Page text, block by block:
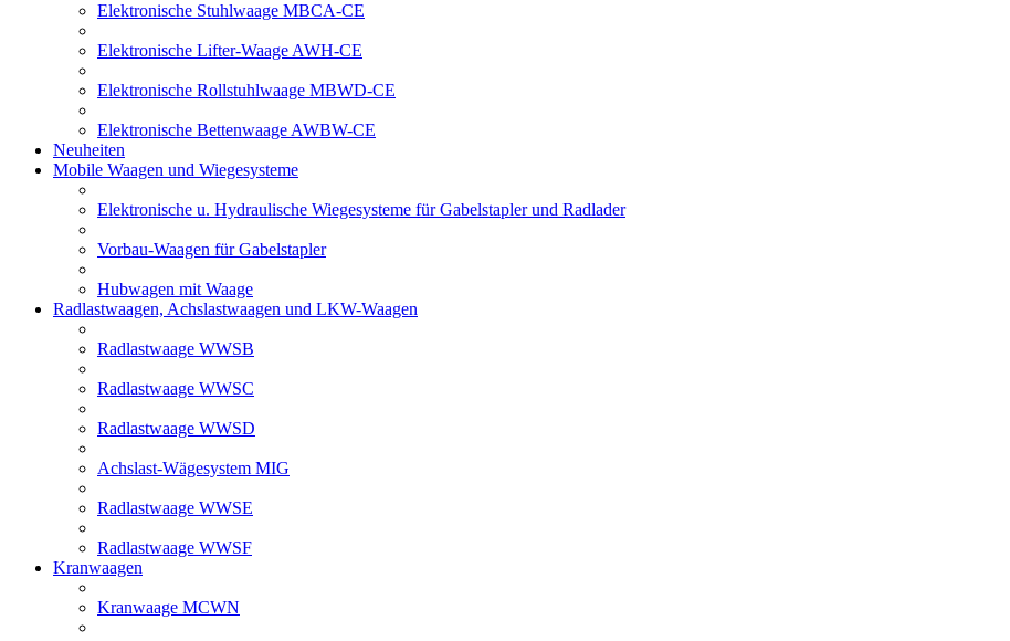
Elektronische Stuhlwaage MBCA-CE
Elektronische Lifter-Waage AWH-CE
Elektronische Rollstuhlwaage MBWD-CE
Elektronische Bettenwaage AWBW-CE
Neuheiten
Mobile Waagen und Wiegesysteme
Elektronische u. Hydraulische Wiegesysteme für Gabelstapler und Radlader
Vorbau-Waagen für Gabelstapler
Hubwagen mit Waage
Radlastwaagen, Achslastwaagen und LKW-Waagen
Radlastwaage WWSB
Radlastwaage WWSC
Radlastwaage WWSD
Achslast-Wägesystem MIG
Radlastwaage WWSE
Radlastwaage WWSF
Kranwaagen
Kranwaage MCWN